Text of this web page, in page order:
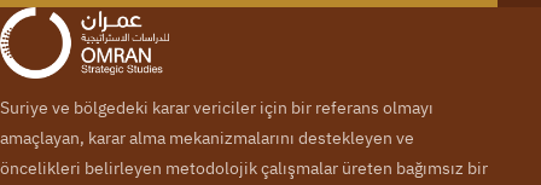
Suriye ve bölgedeki karar vericiler için bir referans olmayı
amaçlayan, karar alma mekanizmalarını destekleyen ve
öncelikleri belirleyen metodolojik çalışmalar üreten bağımsız bir